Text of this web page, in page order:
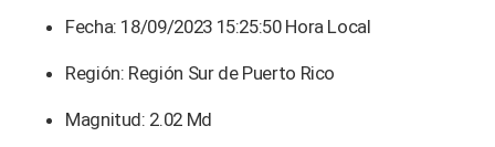
Fecha: 18/09/2023 15:25:50 Hora Local
Región: Región Sur de Puerto Rico
Magnitud: 2.02 Md